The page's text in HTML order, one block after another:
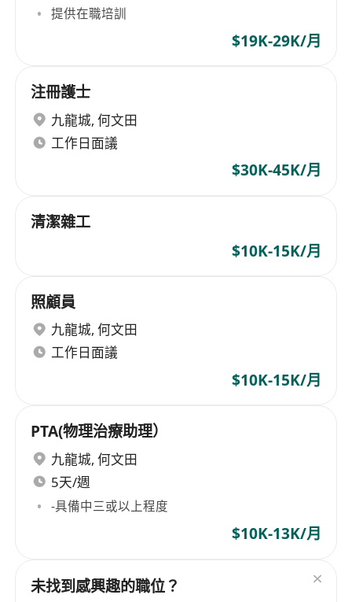
提供在職培訓
$19K-29K/月
注冊護士
九龍城, 何文田
工作日面議
$30K-45K/月
清潔雜工
$10K-15K/月
照顧員
九龍城, 何文田
工作日面議
$10K-15K/月
PTA(物理治療助理）
九龍城, 何文田
5天/週
-具備中三或以上程度
$10K-13K/月
未找到感興趣的職位？